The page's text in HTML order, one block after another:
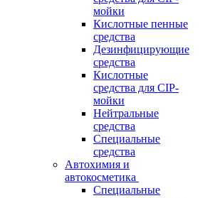
мойки
Кислотные пенные
средства
Дезинфицирующие
средства
Кислотные
средства для CIP-
мойки
Нейтральные
средства
Специальные
средства
Автохимия и
автокосметика
Специальные